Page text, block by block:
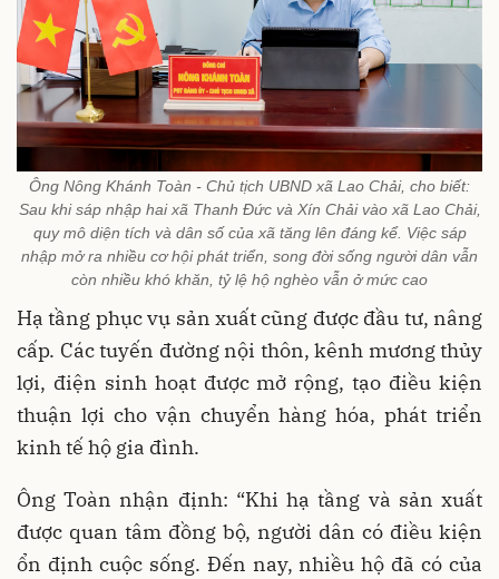
Ông Nông Khánh Toàn - Chủ tịch UBND xã Lao Chải, cho biết:
Sau khi sáp nhập hai xã Thanh Đức và Xín Chải vào xã Lao Chải,
quy mô diện tích và dân số của xã tăng lên đáng kể. Việc sáp
nhập mở ra nhiều cơ hội phát triển, song đời sống người dân vẫn
còn nhiều khó khăn, tỷ lệ hộ nghèo vẫn ở mức cao
Hạ tầng phục vụ sản xuất cũng được đầu tư, nâng
cấp. Các tuyến đường nội thôn, kênh mương thủy
lợi, điện sinh hoạt được mở rộng, tạo điều kiện
thuận lợi cho vận chuyển hàng hóa, phát triển
kinh tế hộ gia đình.
Ông Toàn nhận định: “Khi hạ tầng và sản xuất
được quan tâm đồng bộ, người dân có điều kiện
ổn định cuộc sống. Đến nay, nhiều hộ đã có của